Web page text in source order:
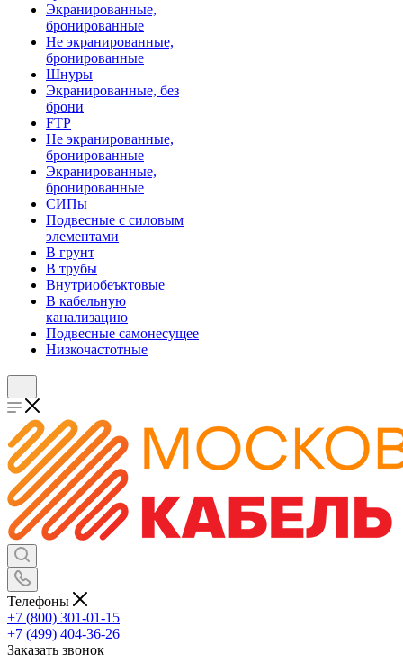
Экранированные,
бронированные
Не экранированные,
бронированные
Шнуры
Экранированные, без
брони
FTP
Не экранированные,
бронированные
Экранированные,
бронированные
СИПы
Подвесные с силовым
элементами
В грунт
В трубы
Внутриобеъктовые
В кабельную
канализацию
Подвесные самонесущее
Низкочастотные
Телефоны
+7 (800) 301-01-15
+7 (499) 404-36-26
Заказать звонок